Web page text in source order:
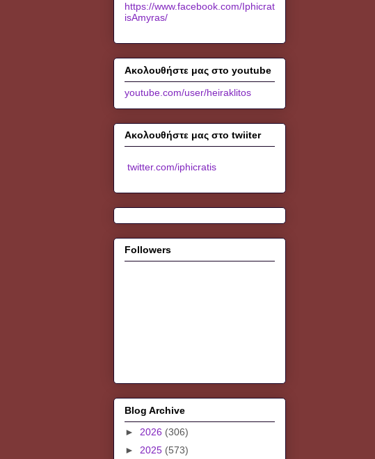
https://www.facebook.com/Iphicrat
isAmyras/
Ακολουθήστε μας στο youtube
youtube.com/user/heiraklitos
Ακολουθήστε μας στο twiiter
twitter.com/iphicratis
Followers
Blog Archive
► 2026 (306)
► 2025 (573)